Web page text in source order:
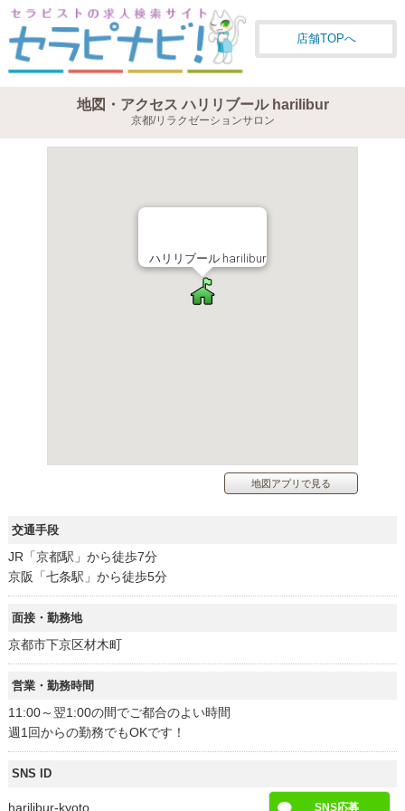
店舗TOPへ
地図・アクセス ハリリブール harilibur
京都/リラクゼーションサロン
ハリリブール harilibur
地図アプリで見る
交通手段
JR「京都駅」から徒歩7分
京阪「七条駅」から徒歩5分
面接・勤務地
京都市下京区材木町
営業・勤務時間
11:00～翌1:00の間でご都合のよい時間
週1回からの勤務でもOKです！
SNS ID
harilibur-kyoto SNS応募